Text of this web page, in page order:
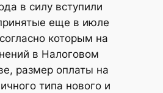
в силу вступили
еще в июле
которым на
в Налоговом
размер оплаты на
типа нового и